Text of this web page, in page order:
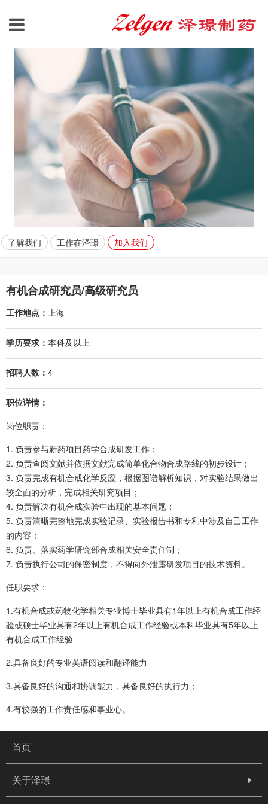
了解我们 工作在泽璟 加入我们
有机合成研究员/高级研究员
工作地点： 上海
学历要求： 本科及以上
招聘人数： 4
职位详情：
岗位职责：
1. 负责参与新药项目药学合成研发工作；
2. 负责查阅文献并依据文献完成简单化合物合成路线的初步设计；
3. 负责完成有机合成化学反应，根据图谱解析知识，对实验结果做出
较全面的分析，完成相关研究项目；
4. 负责解决有机合成实验中出现的基本问题；
5. 负责清晰完整地完成实验记录、实验报告书和专利中涉及自己工作
的内容；
6. 负责、落实药学研究部合成相关安全责任制；
7. 负责执行公司的保密制度，不得向外泄露研发项目的技术资料。
任职要求：
1.有机合成或药物化学相关专业博士毕业具有1年以上有机合成工作经
验或硕士毕业具有2年以上有机合成工作经验或本科毕业具有5年以上
有机合成工作经验
2.具备良好的专业英语阅读和翻译能力
3.具备良好的沟通和协调能力，具备良好的执行力；
4.有较强的工作责任感和事业心。
首页
关于泽璟